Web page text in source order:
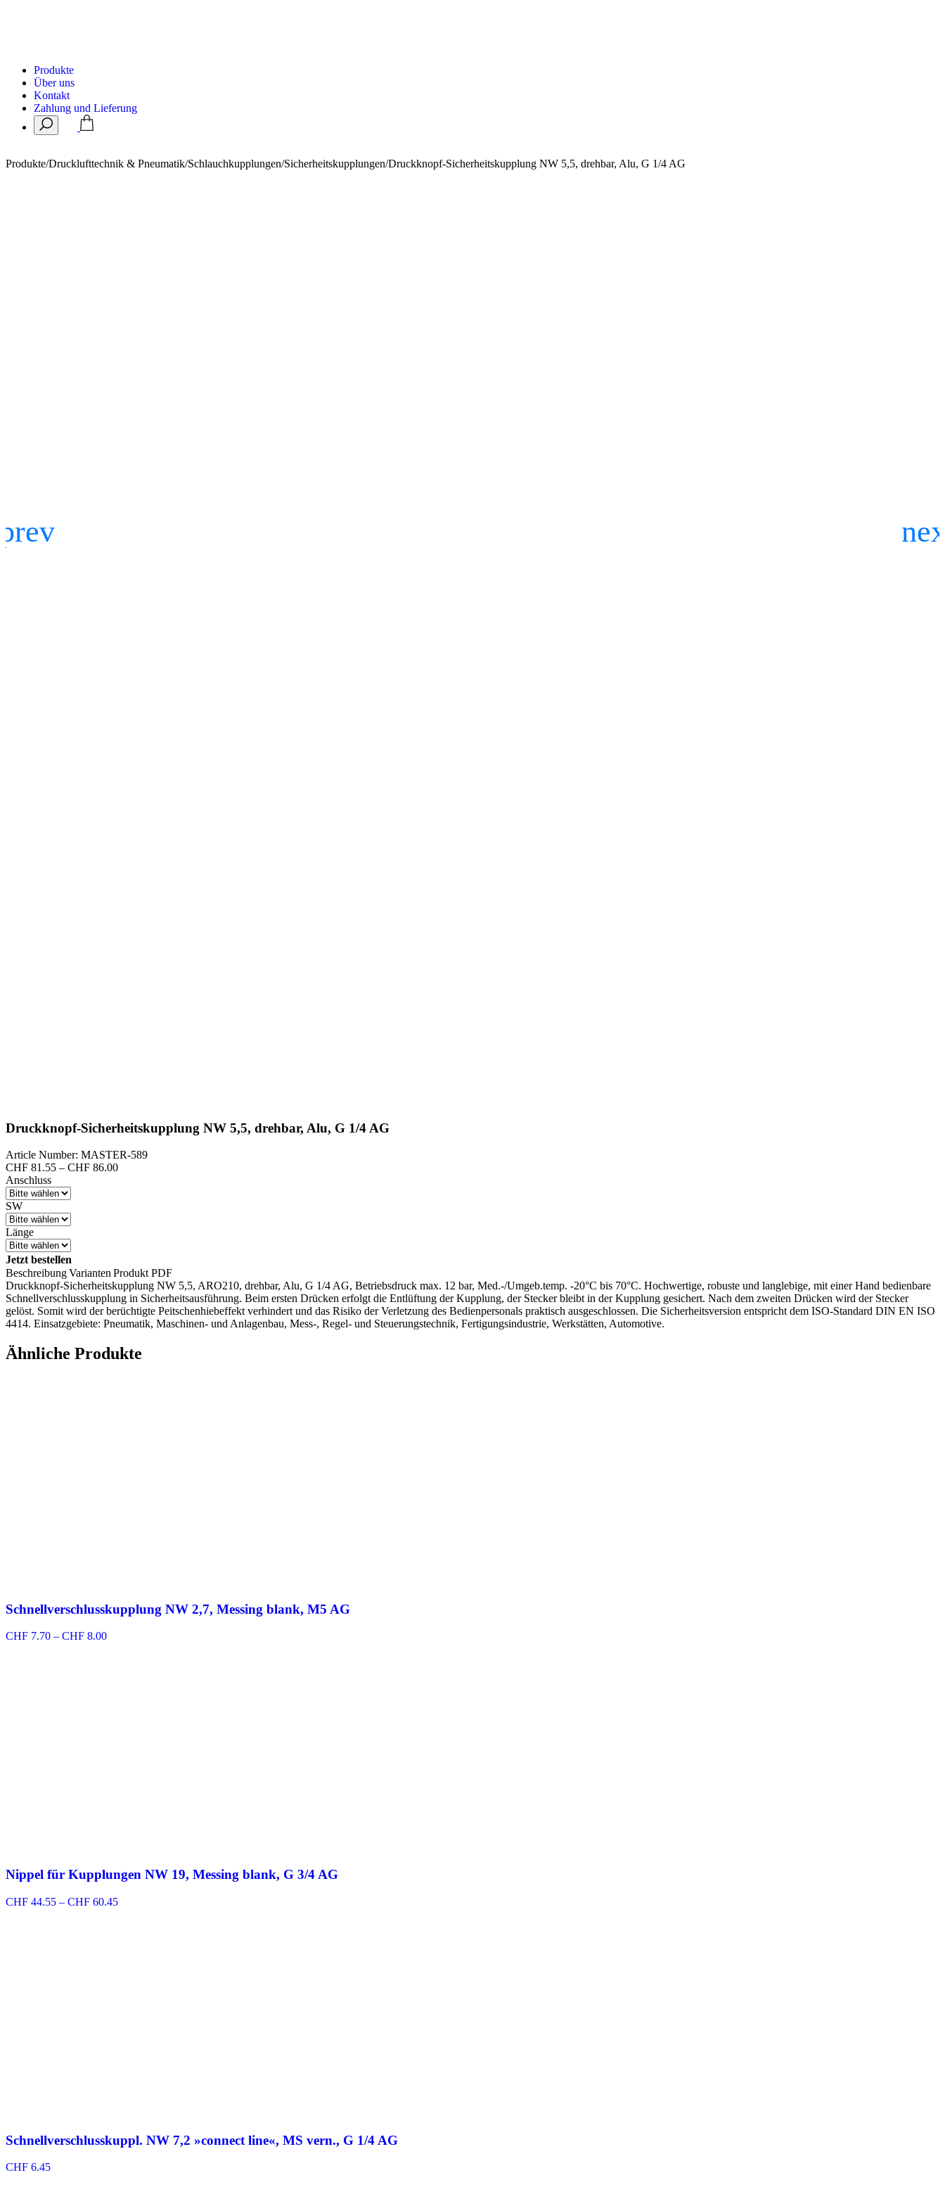
Produkte
Über uns
Kontakt
Zahlung und Lieferung
Produkte/Drucklufttechnik & Pneumatik/Schlauchkupplungen/Sicherheitskupplungen/Druckknopf-Sicherheitskupplung NW 5,5, drehbar, Alu, G 1/4 AG
Druckknopf-Sicherheitskupplung NW 5,5, drehbar, Alu, G 1/4 AG
Article Number: MASTER-589
CHF 81.55 – CHF 86.00Preisspanne:
Anschluss
SW
Länge
Jetzt bestellen
BeschreibungVarianten Produkt PDF
Druckknopf-Sicherheitskupplung NW 5,5, ARO210, drehbar, Alu, G 1/4 AG, Betriebsdruck max. 12 bar, Med.-/Umgeb.temp. -20°C bis 70°C. Hochwertige, robuste und langlebige, mit einer Hand bedienbare
Schnellverschlusskupplung in Sicherheitsausführung. Beim ersten Drücken erfolgt die Entlüftung der Kupplung, der Stecker bleibt in der Kupplung gesichert. Nach dem zweiten Drücken wird der Stecker
gelöst. Somit wird der berüchtigte Peitschenhiebeffekt verhindert und das Risiko der Verletzung des Bedienpersonals praktisch ausgeschlossen. Die Sicherheitsversion entspricht dem ISO-Standard DIN EN ISO
4414. Einsatzgebiete: Pneumatik, Maschinen- und Anlagenbau, Mess-, Regel- und Steuerungstechnik, Fertigungsindustrie, Werkstätten, Automotive.
Ähnliche Produkte
Schnellverschlusskupplung NW 2,7, Messing blank, M5 AG
CHF 7.70 – CHF 8.00Preisspanne:
Nippel für Kupplungen NW 19, Messing blank, G 3/4 AG
CHF 44.55 – CHF 60.45Preisspanne:
Schnellverschlusskuppl. NW 7,2 »connect line«, MS vern., G 1/4 AG
CHF 6.45